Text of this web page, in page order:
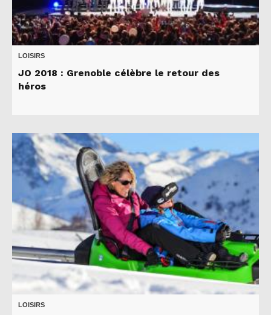
LOISIRS
JO 2018 : Grenoble célèbre le retour des
héros
LOISIRS